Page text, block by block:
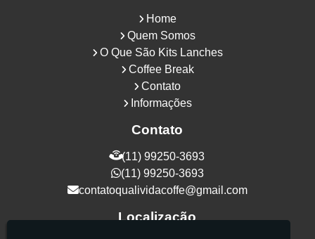
Home
Quem Somos
O Que São Kits Lanches
Coffee Break
Contato
Informações
Contato
(11) 99250-3693
(11) 99250-3693
contatoqualividacoffe@gmail.com
Localização